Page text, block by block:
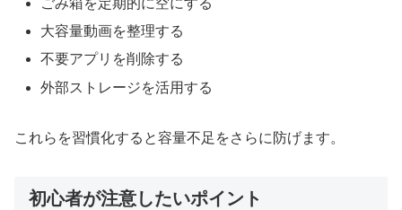
ごみ箱を定期的に空にする
大容量動画を整理する
不要アプリを削除する
外部ストレージを活用する
これらを習慣化すると容量不足をさらに防げます。
初心者が注意したいポイント